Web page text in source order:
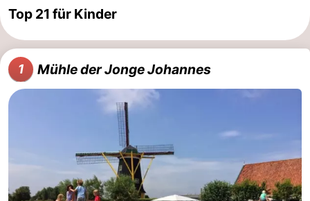
tun
Museen
-
Denkmäler
-
Aussichtspunkte
Attraktionen
Top 21 für Kinder
1 Mühle der Jonge Johannes